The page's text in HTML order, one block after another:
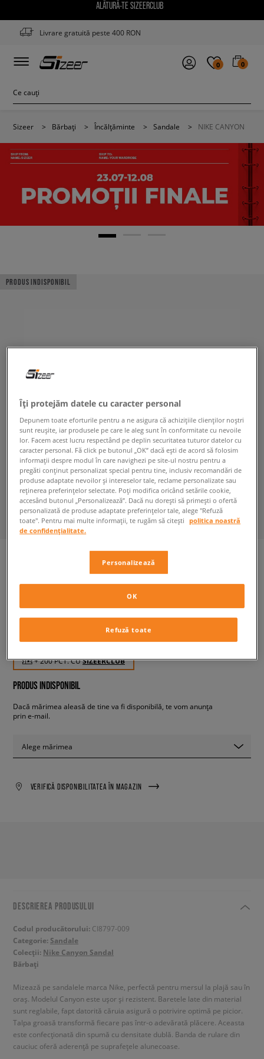
ALĂTURĂ-TE SIZEERCLUB
Livrare gratuită peste 400 RON
0 0
Sizeer > Bărbați > Încălțăminte > Sandale > NIKE CANYON
PRODUS INDISPONIBIL
NIKE CANYON
+ 200 PCT. CUSIZEERCLUB
PRODUS INDISPONIBIL
Dacă mărimea aleasă de tine va fi disponibilă, te vom anunța
prin e-mail.
Alege mărimea
VERIFICĂ DISPONIBILITATEA ÎN MAGAZIN
DESCRIEREA PRODUSULUI
Codul producătorului: CI8797-009
Categorie: Sandale
Colecții: Nike Canyon Sandal
Bărbați
Mizează pe sandalele marca Nike, perfectă pentru mersul la plajă sau în
oraș. Modelul Canyon este ușor și rezistent. Baretele late din material
sunt reglabile, fapt datorită căruia asigură o potrivire optimă pe picior.
Talpa groasă transformă fiecare pas într-o adevărată plăcere. Aceasta
este confecționată din spumă cu densitate dublă. Banda de rulare din
cauciuc oferă aderență pe suprafețele alunecoase.
Îți protejăm datele cu caracter personal
Depunem toate eforturile pentru a ne asigura că achizițiile clienților noștri
sunt reușite, iar produsele pe care le aleg sunt în conformitate cu nevoile
lor. Facem acest lucru respectând pe deplin securitatea tuturor datelor cu
caracter personal. Fă click pe butonul „OK” dacă ești de acord să folosim
informații despre modul în care navighezi pe site-ul nostru pentru a
pregăti conținut personalizat special pentru tine, inclusiv recomandări de
produse adaptate nevoilor și intereselor tale, reclame personalizate sau
reținerea preferințelor selectate. Poți modifica oricând setările cookie,
accesând butonul „Personalizează”. Dacă nu dorești să primești o ofertă
personalizată de produse adaptate preferințelor tale, alege "Refuză
toate". Pentru mai multe informații, te rugăm să citești
politica noastră
de confidențialitate.
Personalizează
Refuză toate
OK